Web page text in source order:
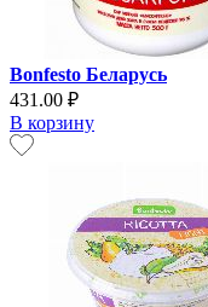
Bonfesto Беларусь
431.00 ₽
В корзину